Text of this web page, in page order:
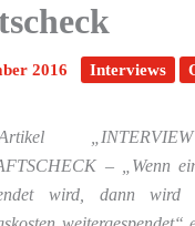
2016 Interviews
– „Wenn
wird, dann wird